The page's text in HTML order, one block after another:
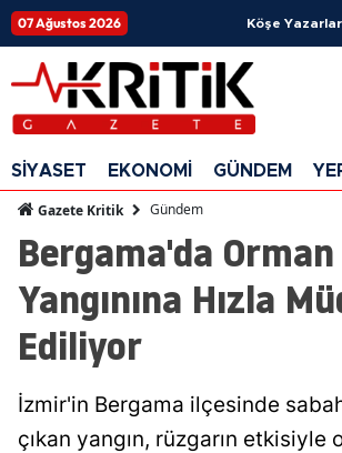
07 Ağustos 2026 Köşe
SİYASET EKONOMİ GÜNDEM
Gazete Kritik Gündem
Bergama'da Orman
Yangınına Hızla
Ediliyor
İzmir'in Bergama ilçesinde
çıkan yangın, rüzgarın etkisiyle